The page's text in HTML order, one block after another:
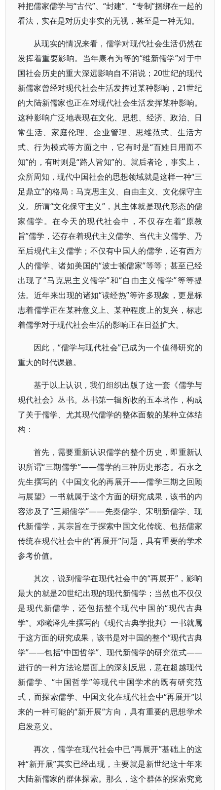
种把儒家儒学与“古代”、“封建”、“专制”捆绑在一起的
看法，实在是对历史事实的无视，甚至是一种无知。
从现实的情况来看，儒学对现代社会生活仍然在
发挥着重要影响。当年康有为等的“维新儒学”对于中
国社会历史的重大深远影响自不消说；20世纪的现代
新儒家曾经对现代社会生活发挥过某种影响，21世纪
的大陆新儒家也正在对现代社会生活发挥某种影响。
这种影响广泛地表现在文化、思想、经济、政治、日
常生活、家庭伦理、企业管理、思维范式、生活方
式、行为模式等方面之中，它有时是“百姓日用而不
知”的，有时则是“路人皆知”的。就后者论，事实上，
众所周知，现代中国社会的思想领域就是这样一种“三
足鼎立”的格局：马克思主义、自由主义、文化保守主
义。所谓“文化保守主义”，其主体就是现代形态的儒
家儒学。在今天的现代社会中，不仅存在着“原教
旨”儒学，还存在着现代主义儒学、当代主义儒学、乃
至后现代主义儒学；不仅有中国人的儒学，还有西方
人的儒学、诸如美国的“波士顿儒家”等等；甚至已经
出现了“马克思主义儒学”和“自由主义儒学”等等提
法。近年来出现的诸如“读经热”等许多现象，更是标
志着儒学正在某种意义上、某种程度上的复兴，标志
着儒学对于现代社会生活的影响正在日益扩大。
因此，“儒学与现代社会”已成为一个值得研究的
重大的时代课题。
基于以上认识，我们组织出版了这一套《儒学与
现代社会》丛书。丛书第一辑所收的五本著作，构成
了关于儒学、尤其现代儒学的整体面貌的某种立体结
构：
首先，需要重新认识儒学的整个历史，即重新认
识所谓“三期儒学”——儒学的三种历史形态。石永之
先生撰写的《中国文化的再展开——儒学三期之回顾
与展望》一书就属于这个方面的研究成果，该书的内
容涉及了“三期儒学”——先秦儒学、宋明新儒学、现
代新儒学，其宗旨在于探索中国文化传统、包括儒家
传统在现代社会中的“再展开”问题，具有重要的学术
参考价值。
其次，说到儒学在现代社会中的“再展开”，影响
最大的就是20世纪出现的现代新儒学；当然也不仅仅
是现代新儒学，还包括整个现代中国的“现代古典
学”。邓曦泽先生撰写的《现代古典学批判》一书就属
于这方面的研究成果，该书是对中国的整个“现代古典
学”——包括“中国哲学”、现代新儒学的研究范式——
进行的一种方法论层面上的深刻反思，意在超越现代
新儒学、“中国哲学”等现代中国学术的既有研究范
式，而探索儒学、中国文化在现代社会中“再展开”以
来的一种可能的“新开展”方向，具有重要的思想学术
启发意义。
再次，儒学在现代社会中已“再展开”基础上的这
种“新开展”其实已经出现，主要就是新世纪这十年来
大陆新儒家的群体探索。那么，这个群体的探索究竟